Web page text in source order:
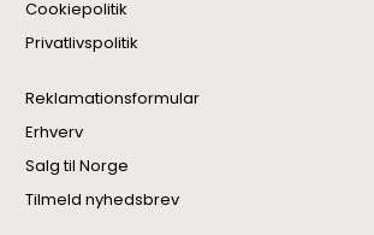
Cookiepolitik
Privatlivspolitik
Reklamationsformular
Erhverv
Salg til Norge
Tilmeld nyhedsbrev